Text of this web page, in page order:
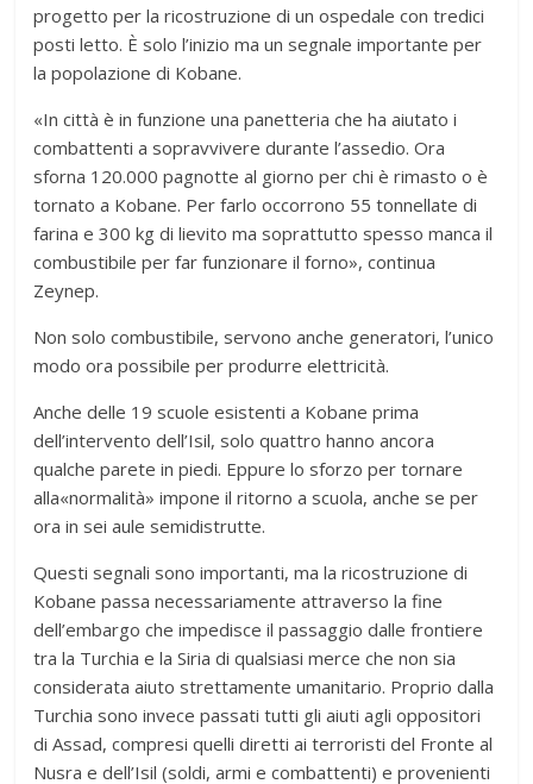
progetto per la ricostruzione di un ospedale con tredici
posti letto. È solo l’inizio ma un segnale importante per
la popolazione di Kobane.
«In città è in funzione una panetteria che ha aiutato i
combattenti a sopravvivere durante l’assedio. Ora
sforna 120.000 pagnotte al giorno per chi è rimasto o è
tornato a Kobane. Per farlo occorrono 55 tonnellate di
farina e 300 kg di lievito ma soprattutto spesso manca il
combustibile per far funzionare il forno», continua
Zeynep.
Non solo combustibile, servono anche generatori, l’unico
modo ora possibile per produrre elettricità.
Anche delle 19 scuole esistenti a Kobane prima
dell’intervento dell’Isil, solo quattro hanno ancora
qualche parete in piedi. Eppure lo sforzo per tornare
alla«normalità» impone il ritorno a scuola, anche se per
ora in sei aule semidistrutte.
Questi segnali sono importanti, ma la ricostruzione di
Kobane passa necessariamente attraverso la fine
dell’embargo che impedisce il passaggio dalle frontiere
tra la Turchia e la Siria di qualsiasi merce che non sia
considerata aiuto strettamente umanitario. Proprio dalla
Turchia sono invece passati tutti gli aiuti agli oppositori
di Assad, compresi quelli diretti ai terroristi del Fronte al
Nusra e dell’Isil (soldi, armi e combattenti) e provenienti